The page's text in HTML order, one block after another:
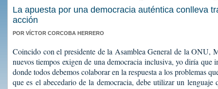
La apuesta por una democracia auténtica conlleva
acción
POR VÍCTOR CORCOBA HERRERO
Coincido con el presidente de la Asamblea General de la ONU,
nuevos tiempos exigen de una democracia inclusiva, yo diría que
donde todos debemos colaborar en la respuesta a los problemas
que es el abecedario de la democracia, debe utilizar un lenguaje